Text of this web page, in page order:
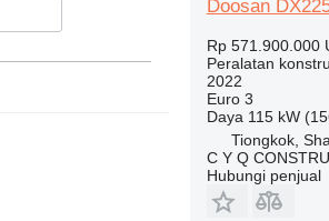
Doosan
Rp 571.900.000
Peralatan
2022
Euro 3
Daya 115 kW
Tiongkok,
C Y Q
Hubungi penjual